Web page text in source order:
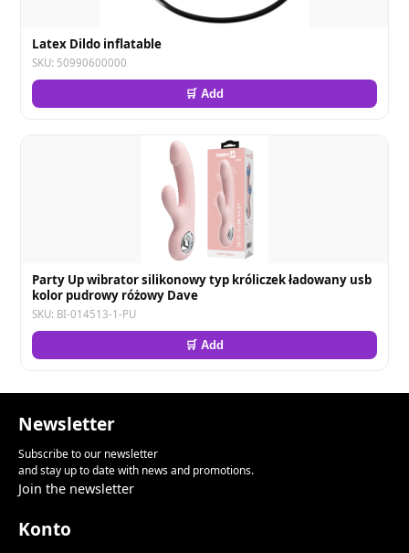
Latex Dildo inflatable
SKU: 50990600000
🛒 Add
Party Up wibrator silikonowy typ króliczek ładowany usb
kolor pudrowy różowy Dave
SKU: BI-014513-1-PU
🛒 Add
Newsletter
Subscribe to our newsletter
and stay up to date with news and promotions.
Join the newsletter
Konto